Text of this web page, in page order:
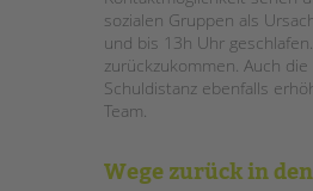
sozialen Gruppen als
und bis 13h Uhr
zurückzukommen. Auch
Schuldistanz ebenfalls
Team.
Wege zurück in